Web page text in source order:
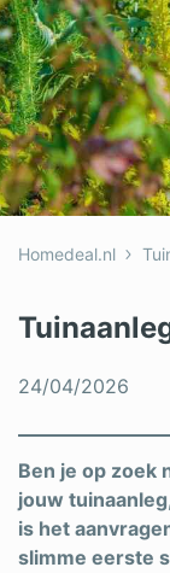
Tuinaanleg
Ventilatie
Wellness
Overige
Homedeal.nl
24/04/2026
Ben je op zoek
jouw
is het
slimme eerste